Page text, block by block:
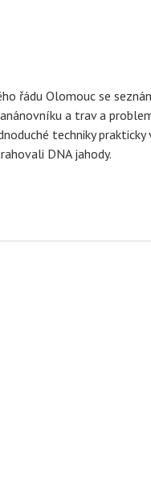
řádu Olomouc se
a trav a
techniky
DNA jahody.